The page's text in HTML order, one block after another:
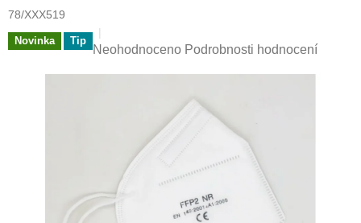
78/XXX519
Novinka Tip
Průměrné
hvězdiček.
Neohodnoceno Podrobnosti hodnocení